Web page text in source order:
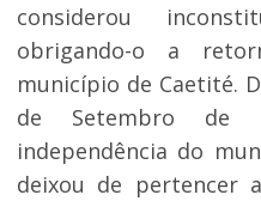
considerou
obrigando-o a
município de Caetité.
de Setembro de
independência do
deixou de pertencer